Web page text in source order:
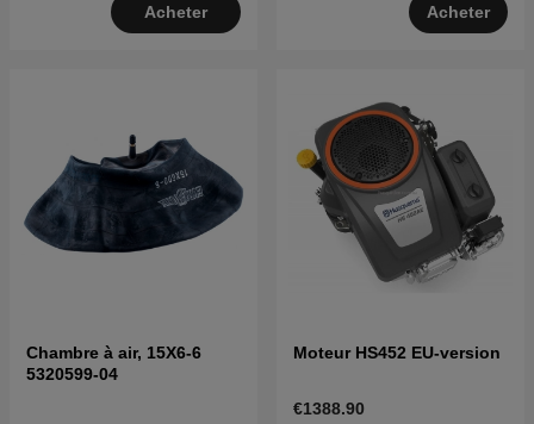
Acheter Acheter
Chambre à air, 15X6-6
5320599-04
Moteur HS452 EU-version
€1388.90